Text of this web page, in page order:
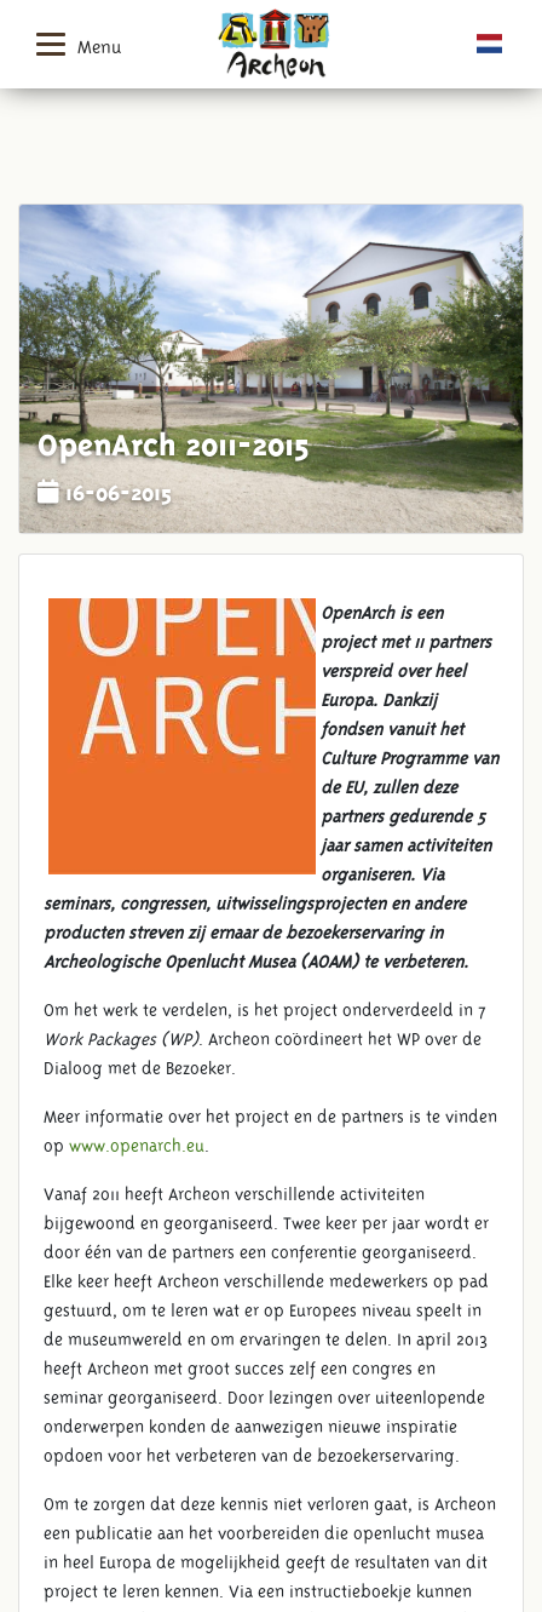
Menu
OpenArch 2011-2015
16-06-2015
OpenArch is een
project met 11 partners
verspreid over heel
Europa. Dankzij
fondsen vanuit het
Culture Programme van
de EU, zullen deze
partners gedurende 5
jaar samen activiteiten
organiseren. Via
seminars, congressen, uitwisselingsprojecten en andere
producten streven zij ernaar de bezoekerservaring in
Archeologische Openlucht Musea (AOAM) te verbeteren.
Om het werk te verdelen, is het project onderverdeeld in 7
Work Packages (WP). Archeon coördineert het WP over de
Dialoog met de Bezoeker.
Meer informatie over het project en de partners is te vinden
op www.openarch.eu
Vanaf 2011 heeft Archeon verschillende activiteiten
bijgewoond en georganiseerd. Twee keer per jaar wordt er
door één van de partners een conferentie georganiseerd.
Elke keer heeft Archeon verschillende medewerkers op pad
gestuurd, om te leren wat er op Europees niveau speelt in
de museumwereld en om ervaringen te delen. In april 2013
heeft Archeon met groot succes zelf een congres en
seminar georganiseerd. Door lezingen over uiteenlopende
onderwerpen konden de aanwezigen nieuwe inspiratie
opdoen voor het verbeteren van de bezoekerservaring.
Om te zorgen dat deze kennis niet verloren gaat, is Archeon
een publicatie aan het voorbereiden die openlucht musea
in heel Europa de mogelijkheid geeft de resultaten van dit
project te leren kennen. Via een instructieboekje kunnen